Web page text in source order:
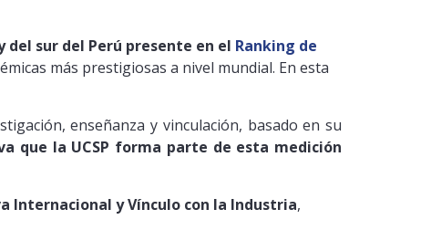
del sur del Perú presente en el Ranking de
más prestigiosas a nivel mundial. En esta
enseñanza y vinculación, basado en su
que la UCSP forma parte de esta medición
Internacional y Vínculo con la Industria,